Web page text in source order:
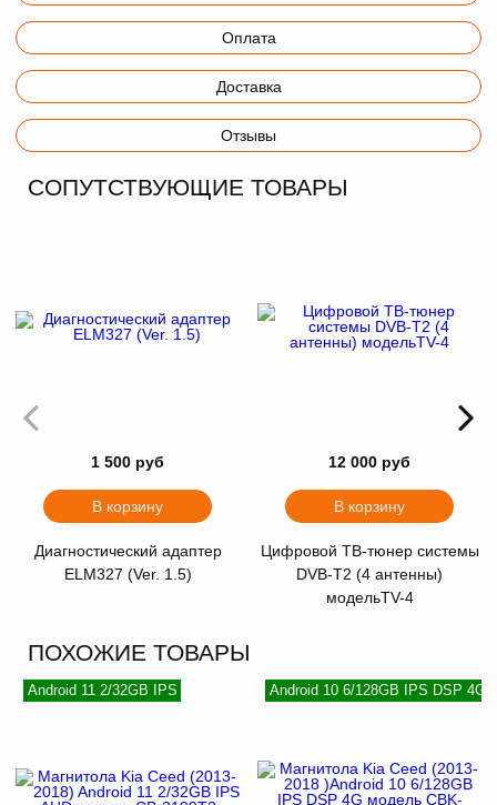
Оплата
Доставка
Отзывы
СОПУТСТВУЮЩИЕ ТОВАРЫ
1 500 руб
В корзину
Диагностический адаптер
ELM327 (Ver. 1.5)
12 000 руб
В корзину
Цифровой ТВ-тюнер системы
DVB-T2 (4 антенны)
модельTV-4
ПОХОЖИЕ ТОВАРЫ
Android 11 2/32GB IPS Android 10 6/128GB IPS DSP 4G